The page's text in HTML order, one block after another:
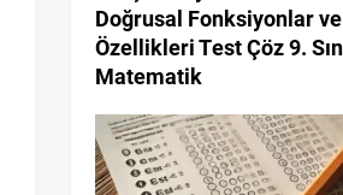
Doğrusal Fonksiyonlar
Özellikleri Test Çöz 9.
Matematik